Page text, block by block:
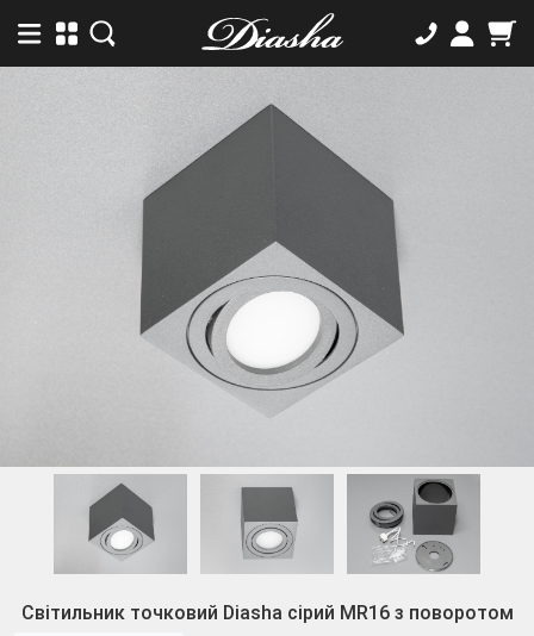
Світильник точковий Diasha сірий MR16 з поворотом